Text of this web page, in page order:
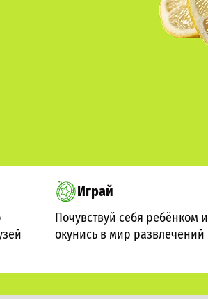
Играй
Почувствуй себя ребёнком и
окунись в мир развлечений